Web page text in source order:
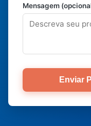
Mensagem
Enviar